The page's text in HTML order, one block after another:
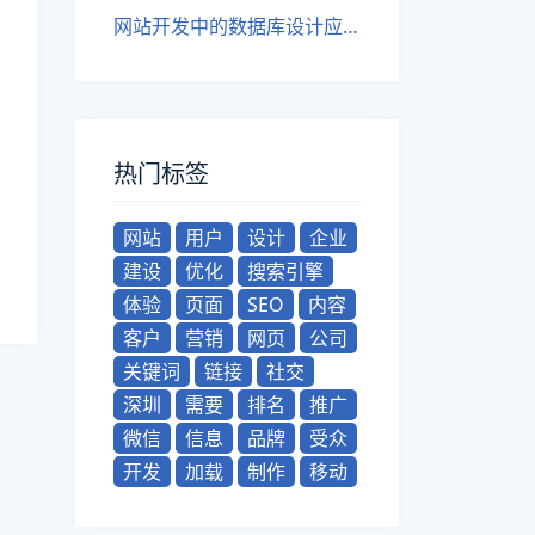
网站开发中的数据库设计应用
热门标签
网站 用户 设计
企业
建设
优化
搜索引擎
体验
页面 SEO
内容
客户
营销 网页
公司
关键词
链接
社交
深圳
需要 排名
推广
微信
信息 品牌
受众
开发
加载 制作 移动